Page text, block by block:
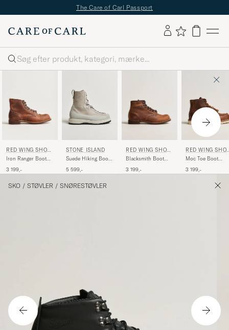
The Care of Carl Passport
Søg
RED WING SHOE
SIron Ranger Boot
Rough/Though
3 199,-
STONE ISLAND
Suede Hiking Boots
5 599,-
RED WING SHOE
S
Blacksmith Boot
Rough/Though
3 199,-
RED WING
S
Moc Toe Boot
Rough/Though
3 199,-
SKO / STØVLER / SNØRESTØVLER